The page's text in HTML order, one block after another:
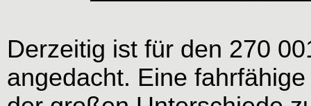
Derzeitig ist für den 270
angedacht. Eine